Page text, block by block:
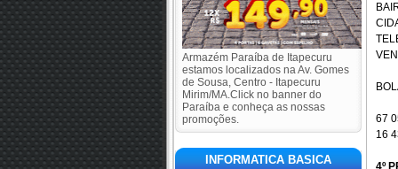
Armazém Paraíba de Itapecuru
estamos localizados na Av. Gomes
de Sousa, Centro - Itapecuru
Mirim/MA.Click no banner do
Paraíba e conheça as nossas
promoções.
INFORMATICA BASICA
67
16
4º